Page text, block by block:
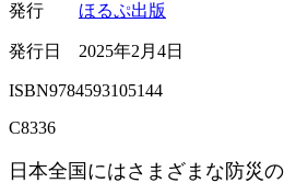
発行 ほるぷ出版
発行日 2025年2月4日
ISBN9784593105144
C8336
日本全国にはさまざまな防災